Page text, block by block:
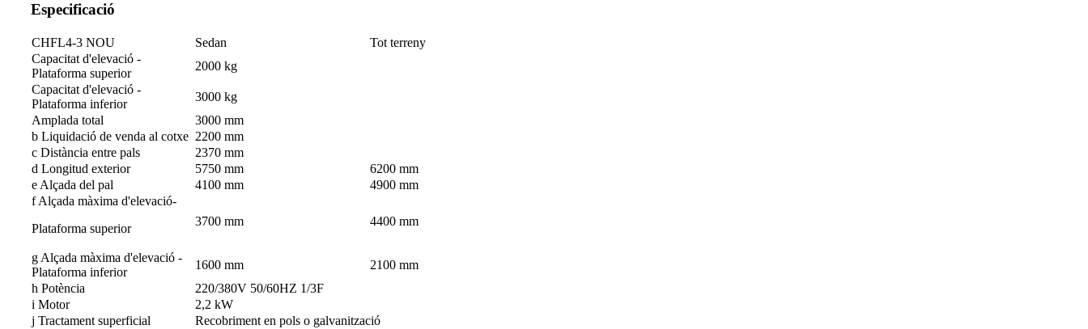
Especificació
CHFL4-3 NOU Sedan
Tot terreny
Capacitat d'elevació -
Plataforma superior
2000 kg
Capacitat d'elevació -
Plataforma inferior
3000 kg
Amplada total
3000 mm
b Liquidació de venda al cotxe 2200 mm
c Distància entre pals
2370 mm
d Longitud exterior
5750 mm
6200 mm
e Alçada del pal
4100 mm
4900 mm
f Alçada màxima d'elevació-
Plataforma superior
3700 mm 4400 mm
g Alçada màxima d'elevació -
Plataforma inferior
1600 mm
2100 mm
h Potència
220/380V 50/60HZ 1/3F
i Motor
2,2 kW
j Tractament superficial
Recobriment en pols o galvanització